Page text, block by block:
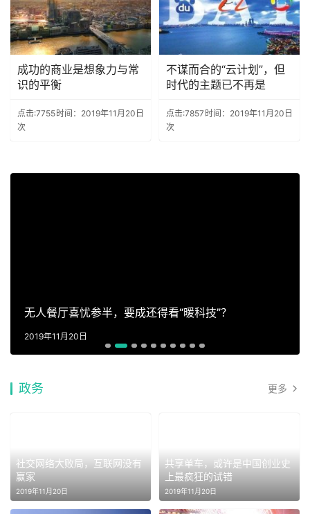
成功的商业是想象力与常
识的平衡
点击:7755
次
时间：2019年11月20日
不谋而合的“云计划”，但
时代的主题已不再是
点击:7857
次
时间：2019年11月20日
无人餐厅喜忧参半，要成还得看“暖科技”？
2019年11月20日
政务 更多
社交网络大败局，互联网没有
赢家
2019年11月20日
共享单车，或许是中国创业史
上最疯狂的试错
2019年11月20日